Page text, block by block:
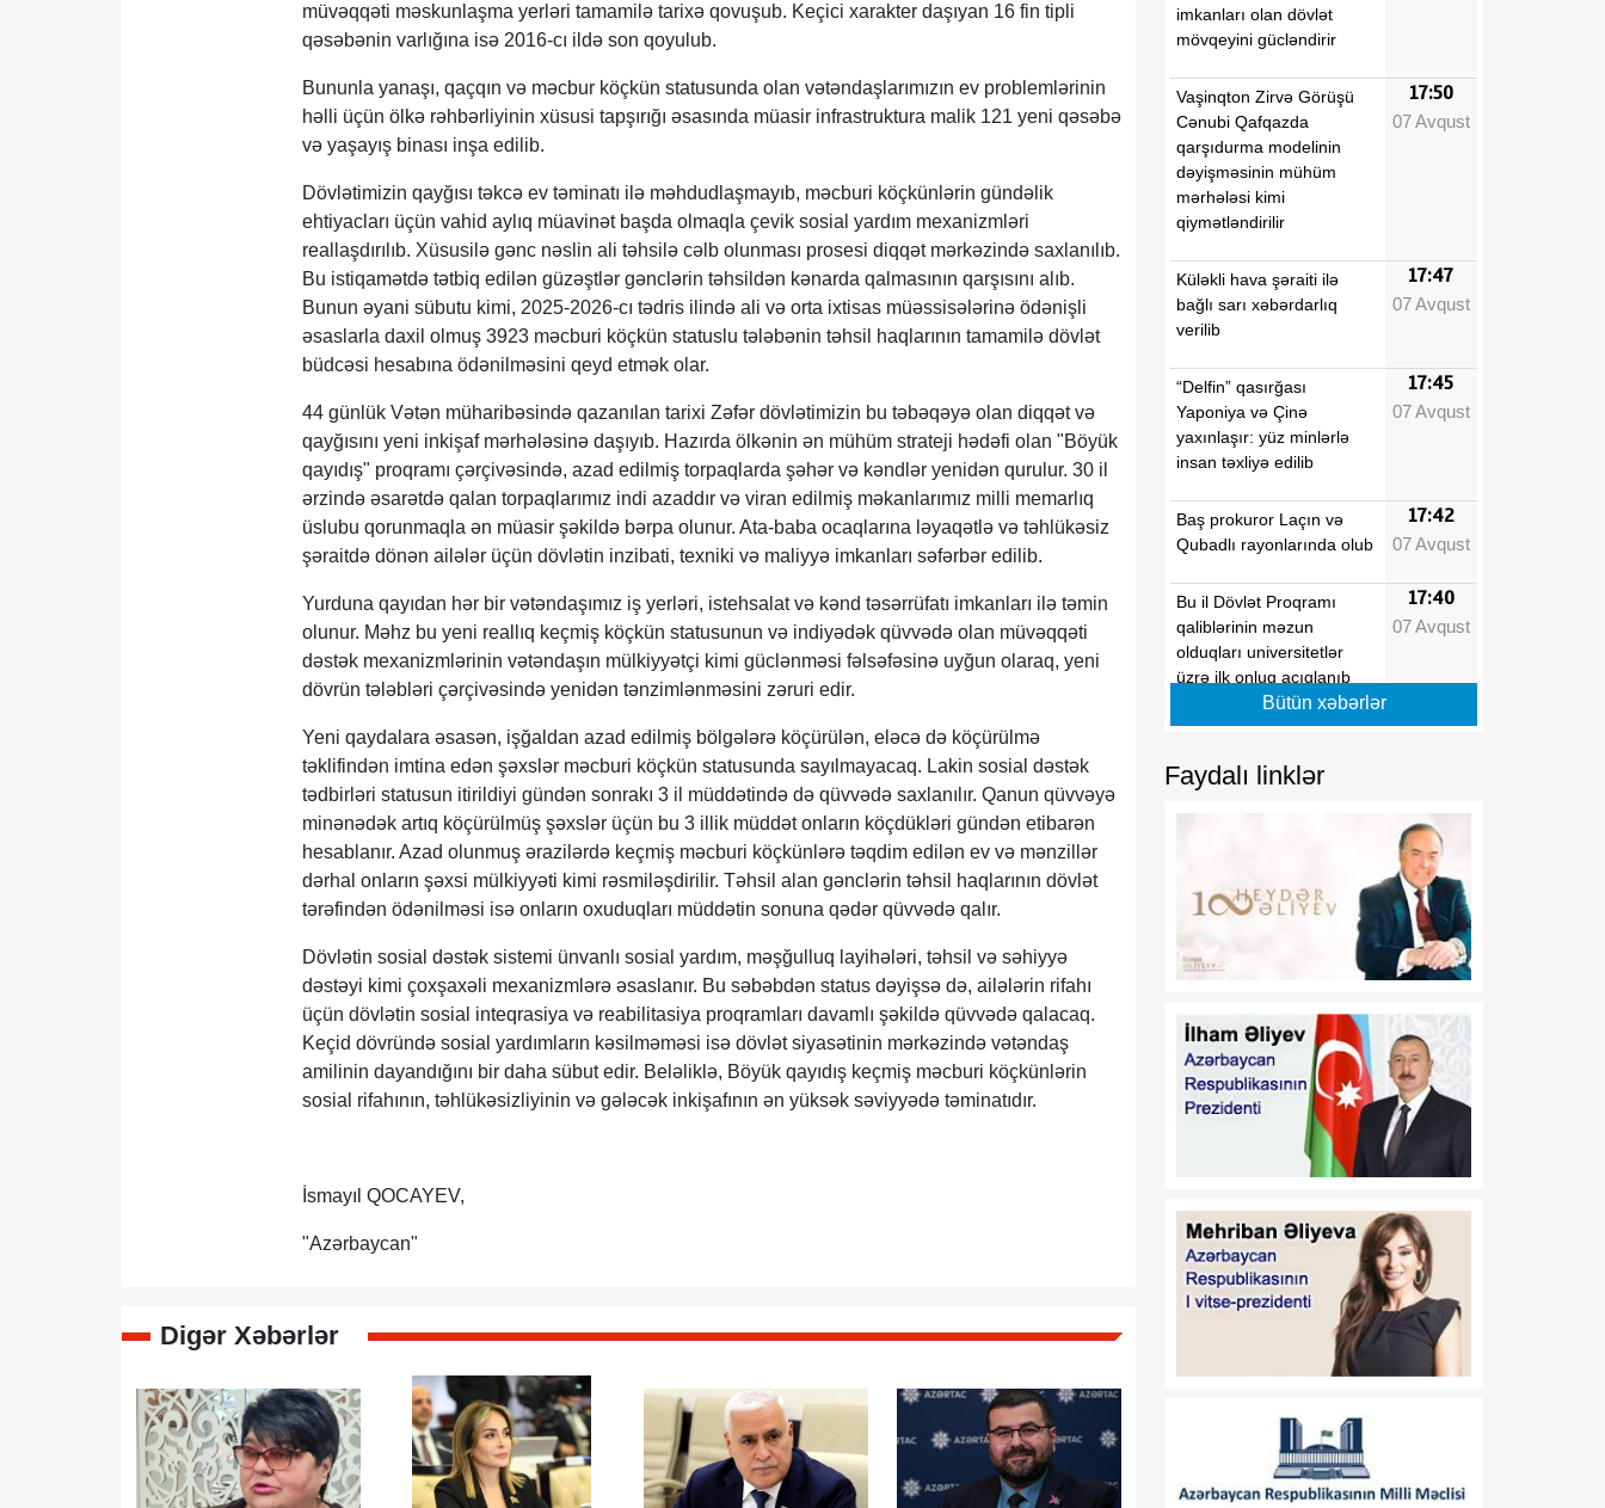
müvəqqəti məskunlaşma yerləri tamamilə tarixə qovuşub. Keçici xarakter daşıyan 16 fin tipli
qəsəbənin varlığına isə 2016-cı ildə son qoyulub.
Bununla yanaşı, qaçqın və məcbur köçkün statusunda olan vətəndaşlarımızın ev problemlərinin
həlli üçün ölkə rəhbərliyinin xüsusi tapşırığı əsasında müasir infrastruktura malik 121 yeni qəsəbə
və yaşayış binası inşa edilib.
Dövlətimizin qayğısı təkcə ev təminatı ilə məhdudlaşmayıb, məcburi köçkünlərin gündəlik
ehtiyacları üçün vahid aylıq müavinət başda olmaqla çevik sosial yardım mexanizmləri
reallaşdırılıb. Xüsusilə gənc nəslin ali təhsilə cəlb olunması prosesi diqqət mərkəzində saxlanılıb.
Bu istiqamətdə tətbiq edilən güzəştlər gənclərin təhsildən kənarda qalmasının qarşısını alıb.
Bunun əyani sübutu kimi, 2025-2026-cı tədris ilində ali və orta ixtisas müəssisələrinə ödənişli
əsaslarla daxil olmuş 3923 məcburi köçkün statuslu tələbənin təhsil haqlarının tamamilə dövlət
büdcəsi hesabına ödənilməsini qeyd etmək olar.
44 günlük Vətən müharibəsində qazanılan tarixi Zəfər dövlətimizin bu təbəqəyə olan diqqət və
qayğısını yeni inkişaf mərhələsinə daşıyıb. Hazırda ölkənin ən mühüm strateji hədəfi olan "Böyük
qayıdış" proqramı çərçivəsində, azad edilmiş torpaqlarda şəhər və kəndlər yenidən qurulur. 30 il
ərzində əsarətdə qalan torpaqlarımız indi azaddır və viran edilmiş məkanlarımız milli memarlıq
üslubu qorunmaqla ən müasir şəkildə bərpa olunur. Ata-baba ocaqlarına ləyaqətlə və təhlükəsiz
şəraitdə dönən ailələr üçün dövlətin inzibati, texniki və maliyyə imkanları səfərbər edilib.
Yurduna qayıdan hər bir vətəndaşımız iş yerləri, istehsalat və kənd təsərrüfatı imkanları ilə təmin
olunur. Məhz bu yeni reallıq keçmiş köçkün statusunun və indiyədək qüvvədə olan müvəqqəti
dəstək mexanizmlərinin vətəndaşın mülkiyyətçi kimi güclənməsi fəlsəfəsinə uyğun olaraq, yeni
dövrün tələbləri çərçivəsində yenidən tənzimlənməsini zəruri edir.
Yeni qaydalara əsasən, işğaldan azad edilmiş bölgələrə köçürülən, eləcə də köçürülmə
təklifindən imtina edən şəxslər məcburi köçkün statusunda sayılmayacaq. Lakin sosial dəstək
tədbirləri statusun itirildiyi gündən sonrakı 3 il müddətində də qüvvədə saxlanılır. Qanun qüvvəyə
minənədək artıq köçürülmüş şəxslər üçün bu 3 illik müddət onların köçdükləri gündən etibarən
hesablanır. Azad olunmuş ərazilərdə keçmiş məcburi köçkünlərə təqdim edilən ev və mənzillər
dərhal onların şəxsi mülkiyyəti kimi rəsmiləşdirilir. Təhsil alan gənclərin təhsil haqlarının dövlət
tərəfindən ödənilməsi isə onların oxuduqları müddətin sonuna qədər qüvvədə qalır.
Dövlətin sosial dəstək sistemi ünvanlı sosial yardım, məşğulluq layihələri, təhsil və səhiyyə
dəstəyi kimi çoxşaxəli mexanizmlərə əsaslanır. Bu səbəbdən status dəyişsə də, ailələrin rifahı
üçün dövlətin sosial inteqrasiya və reabilitasiya proqramları davamlı şəkildə qüvvədə qalacaq.
Keçid dövründə sosial yardımların kəsilməməsi isə dövlət siyasətinin mərkəzində vətəndaş
amilinin dayandığını bir daha sübut edir. Beləliklə, Böyük qayıdış keçmiş məcburi köçkünlərin
sosial rifahının, təhlükəsizliyinin və gələcək inkişafının ən yüksək səviyyədə təminatıdır.
İsmayıl QOCAYEV,
"Azərbaycan"
Digər Xəbərlər
imkanları olan dövlət
mövqeyini gücləndirir
Vaşinqton Zirvə Görüşü
Cənubi Qafqazda
qarşıdurma modelinin
dəyişməsinin mühüm
mərhələsi kimi
qiymətləndirilir
17:50
07 Avqust
Küləkli hava şəraiti ilə
bağlı sarı xəbərdarlıq
verilib
17:47
07 Avqust
“Delfin” qasırğası
Yaponiya və Çinə
yaxınlaşır: yüz minlərlə
insan təxliyə edilib
17:45
07 Avqust
Baş prokuror Laçın və
Qubadlı rayonlarında olub
17:42
07 Avqust
Bu il Dövlət Proqramı
qaliblərinin məzun
olduqları universitetlər
üzrə ilk onluq açıqlanıb
17:40
07 Avqust
modelinə beynəlxalq
dəstəyi təsdiqlədi
17:39
dərəcələri üzrə sınaq
imtahanlarına cəlb
17:36
07 Avqust
elementinə çevrilən
Zəngəzur dəhlizi: Birillik
Vaşinqton diplomatiyasının
uğurları
07 Avqust
Trans-Xəzər fiber-optik
Avrasiyanın rəqəmsal
körpüsünə çevirir
07 Avqust
Ukraynalı ekspert:
Azərbaycan xarici
prioritetinin yalnız milli
olduğunu nümayiş etdirir
16:34
07 Avqust
“Vətən” jurnalı: Özbəkistan
və Azərbaycan: Müttəfiqlik
07 Avqust
Bütün xəbərlər
Faydalı linklər